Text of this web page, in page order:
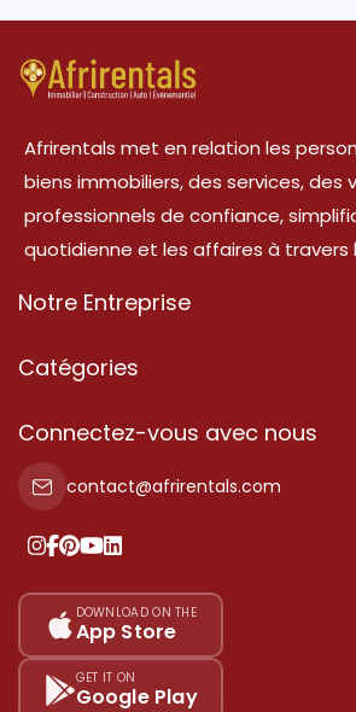
Afrirentals met en relation les
biens immobiliers, des services, des
professionnels de confiance,
quotidienne et les affaires à travers
Notre Entreprise
À Propos
Conditions d'Utilisation
Politique de Confidentialité
Nos tarifs
Plan du site
Catégories
Propriété
Propriété à vendre
Propriété à louer
Ajoutez votre témoignage
Connectez-vous avec nous
contact@afrirentals.com
DOWNLOAD ON THE
App Store
GET IT ON
Google Play